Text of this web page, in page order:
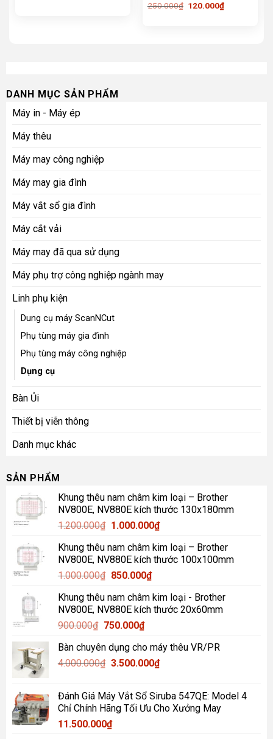
250.000₫ Giá
120.000₫Giá
hiện
DANH MỤC SẢN PHẨM
Máy in - Máy ép
Máy thêu
Máy may công nghiệp
Máy may gia đình
Máy vắt sổ gia đình
Máy cắt vải
Máy may đã qua sử dụng
Máy phụ trợ công nghiệp ngành may
Linh phụ kiện
Dung cụ máy ScanNCut
Phụ tùng máy gia đình
Phụ tùng máy công nghiệp
Dụng cụ
Bàn Ủi
Thiết bị viễn thông
Danh mục khác
SẢN PHẨM
Khung thêu nam châm kim loại – Brother
NV800E, NV880E kích thước 130x180mm
1.200.000₫ Giá
là:
1.200.000₫.
1.000.000₫Giá
tại
là:
Khung thêu nam châm kim loại – Brother
NV800E, NV880E kích thước 100x100mm
1.000.000₫ Giá
là:
1.000.000₫.
850.000₫Giá
tại
là:
Khung thêu nam châm kim loại - Brother
NV800E, NV880E kích thước 20x60mm
900.000₫ Giá
là:
900.000₫.
750.000₫Giá
tại
là:
Bàn chuyên dụng cho máy thêu VR/PR
4.000.000₫ Giá
4.000.000₫.
3.500.000₫Giá
là:
3.500.000₫.
Đánh Giá Máy Vắt Sổ Siruba 547QE: Model 4
Chỉ Chính Hãng Tối Ưu Cho Xưởng May
11.500.000₫